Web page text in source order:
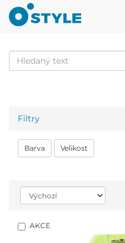
Filtry
Barva Velikost
AKCE